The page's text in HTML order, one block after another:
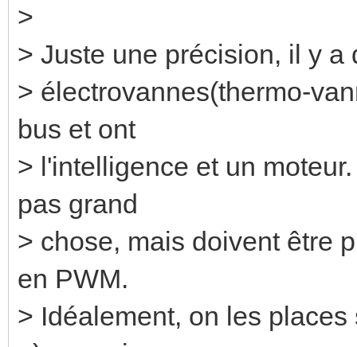
>
> Juste une précision, il y a
> électrovannes(thermo-
bus et ont
> l'intelligence et un
pas grand
> chose, mais doivent être
en PWM.
> Idéalement, on les